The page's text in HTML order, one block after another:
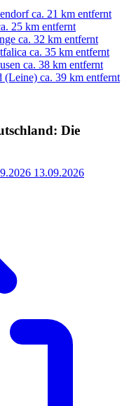
ca. 21 km entfernt
25 km entfernt
ca. 32 km entfernt
ca. 35 km entfernt
ca. 38 km entfernt
(Leine) ca. 39 km entfernt
Die
13.09.2026